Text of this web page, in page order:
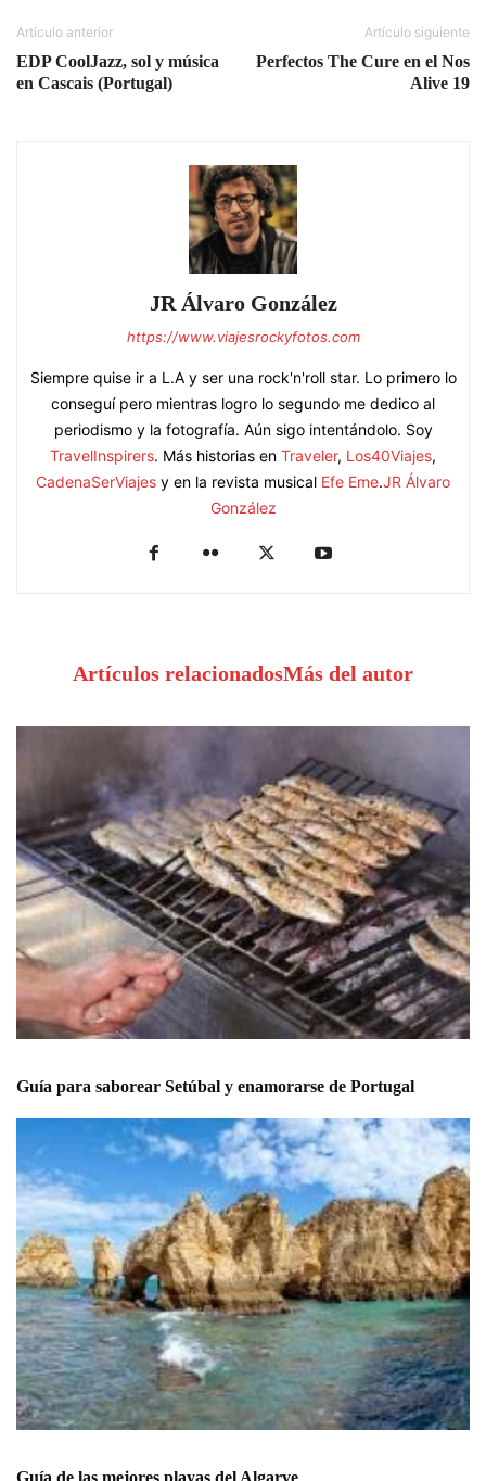
Artículo anterior
EDP CoolJazz, sol y música
en Cascais (Portugal)
Artículo siguiente
Perfectos The Cure en el Nos
Alive 19
JR Álvaro González
https://www.viajesrockyfotos.com
Siempre quise ir a L.A y ser una rock'n'roll star. Lo primero lo
conseguí pero mientras logro lo segundo me dedico al
periodismo y la fotografía. Aún sigo intentándolo. Soy
TravelInspirers. Más historias en Traveler, Los40Viajes,
CadenaSerViajes y en la revista musical Efe Eme.JR Álvaro
González
Artículos relacionadosMás del autor
Guía para saborear Setúbal y enamorarse de Portugal